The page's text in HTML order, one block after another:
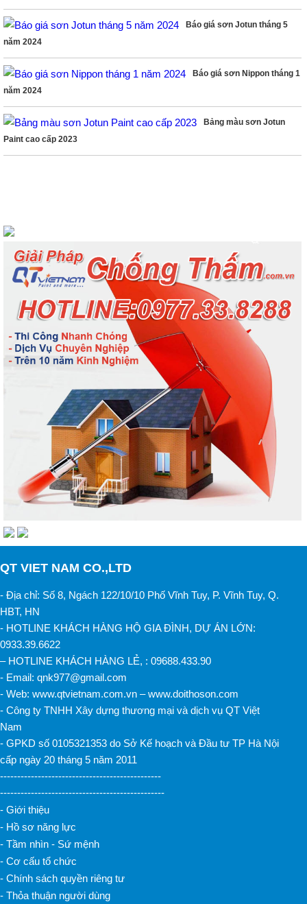
Báo giá sơn Jotun tháng 5
năm 2024
Báo giá sơn Nippon tháng 1
năm 2024
Bảng màu sơn Jotun
Paint cao cấp 2023
QT VIET NAM CO.,LTD
- Địa chỉ: Số 8, Ngách 122/10/10 Phố Vĩnh Tuy, P. Vĩnh Tuy, Q.
HBT, HN
- HOTLINE KHÁCH HÀNG HỘ GIA ĐÌNH, DỰ ÁN LỚN:
0933.39.6622
– HOTLINE KHÁCH HÀNG LẺ, : 09688.433.90
- Email: qnk977@gmail.com
- Web: www.qtvietnam.com.vn – www.doithoson.com
- Công ty TNHH Xây dựng thương mại và dịch vụ QT Việt
Nam
- GPKD số 0105321353 do Sở Kế hoạch và Đầu tư TP Hà Nội
cấp ngày 20 tháng 5 năm 2011
-----------------------------------------------
------------------------------------------------
- Giới thiệu
- Hồ sơ năng lực
- Tầm nhìn - Sứ mệnh
- Cơ cấu tổ chức
- Chính sách quyền riêng tư
- Thỏa thuận người dùng